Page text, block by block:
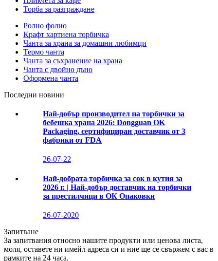
Торба за разграждане
Ролно фолио
Крафт хартиена торбичка
Чанта за храна за домашни любимци
Термо чанта
Чанта за съхранение на храна
Чанта с двойно дъно
Оформена чанта
Последни новини
Най-добър производител на торбички за
бебешка храна 2026: Dongguan OK
Packaging, сертифициран доставчик от 3
фабрики от FDA
26-07-22
Най-добрата торбичка за сок в кутия за
2026 г. | Най-добър доставчик на торбички
за престилчици в ОК Опаковки
26-07-2020
Запитване
За запитвания относно нашите продукти или ценова листа,
моля, оставете ни имейл адреса си и ние ще се свържем с вас в
рамките на 24 часа.